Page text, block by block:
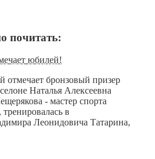
почитать:
юбилей!
бронзовый призер
Наталья Алексеевна
- мастер спорта
в
Леонидовича Татарина,